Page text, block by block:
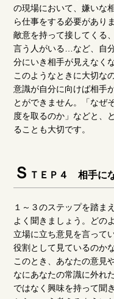
の現場において、嫌いな
ら仕事をする必要がありま
敵意を持って接してくる
言う人がいる…など、自
分にいき相手が見えなく
このようなときに大切な
意識が自分に向けば相手
とができません。「なぜ
度を取るのか」などと、
ることも大切です。
Ｓ ＴＥＰ４ 相手に
１～３のステップを踏ま
よく聞きましょう。どの
立場に立ち意見を言って
役割として見ているのか
このとき、あなたの意見
なにあなたの常識に外れ
ではなく興味を持って聞